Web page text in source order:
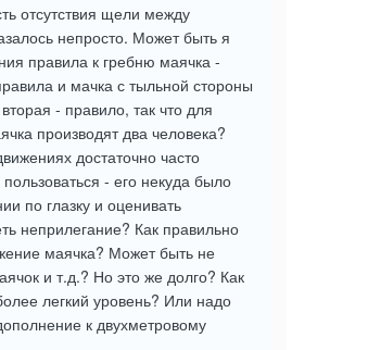
отсутствия щели между
непросто. Может быть я
правила к гребню маячка -
и мачка с тыльной стороны
- правило, так что для
производят два человека?
достаточно часто
- его некуда было
по глазку и оценивать
неприлегание? Как правильно
маячка? Может быть не
и т.д.? Но это же долго? Как
легкий уровень? Или надо
к двухметровому